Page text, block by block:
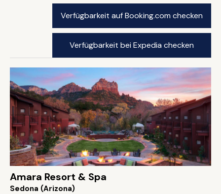
Verfügbarkeit auf Booking.com checken
Verfügbarkeit bei Expedia checken
Amara Resort & Spa
Sedona (Arizona)